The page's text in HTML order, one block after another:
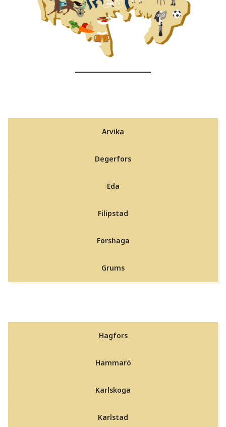
Arvika
Degerfors
Eda
Filipstad
Forshaga
Grums
Hagfors
Hammarö
Karlskoga
Karlstad